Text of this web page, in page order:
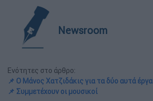
Newsroom
Ενότητες στο άρθρο:
📌 Ο Μάνος Χατζιδάκις για τα δύο αυτά έργα
📌 Συμμετέχουν οι μουσικοί